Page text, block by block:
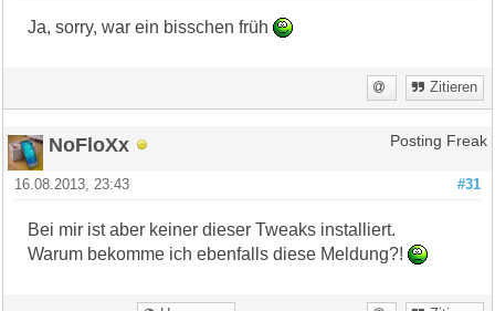
Ja, sorry, war ein bisschen früh
Zitieren
NoFloXx Posting Freak
#31
16.08.2013, 23:43
Bei mir ist aber keiner dieser Tweaks installiert.
Warum bekomme ich ebenfalls diese Meldung?!